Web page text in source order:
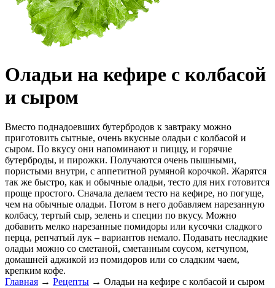
Оладьи на кефире с колбасой
и сыром
Вместо поднадоевших бутербродов к завтраку можно
приготовить сытные, очень вкусные оладьи с колбасой и
сыром. По вкусу они напоминают и пиццу, и горячие
бутерброды, и пирожки. Получаются очень пышными,
пористыми внутри, с аппетитной румяной корочкой. Жарятся
так же быстро, как и обычные оладьи, тесто для них готовится
проще простого. Сначала делаем тесто на кефире, но погуще,
чем на обычные оладьи. Потом в него добавляем нарезанную
колбасу, тертый сыр, зелень и специи по вкусу. Можно
добавить мелко нарезанные помидоры или кусочки сладкого
перца, репчатый лук – вариантов немало. Подавать несладкие
оладьи можно со сметаной, сметанным соусом, кетчупом,
домашней аджикой из помидоров или со сладким чаем,
крепким кофе.
Главная → Рецепты → Оладьи на кефире с колбасой и сыром